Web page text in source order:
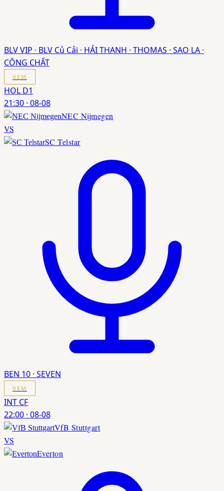
BLV VIP · BLV Củ Cải · HẢI THANH · THOMAS · SAO LA ·
CÔNG CHẤT
XEM
HOL D1
21:30 · 08-08
NEC Nijmegen
VS
SC Telstar
BEN 10 · SEVEN
XEM
INT CF
22:00 · 08-08
VfB Stuttgart
VS
Everton